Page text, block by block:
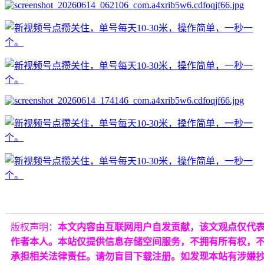
版权声明： 本文内容由互联网用户自发贡献，该文观点仅代
作者本人。本站仅提供信息存储空间服务，不拥有所有权，
承担相关法律责任。请勿盲目下载注册。如发现本站有涉嫌